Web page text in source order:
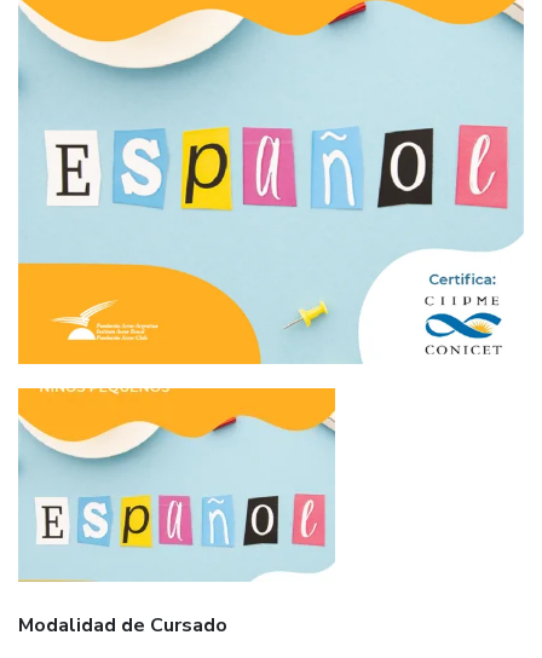
Modalidad de Cursado